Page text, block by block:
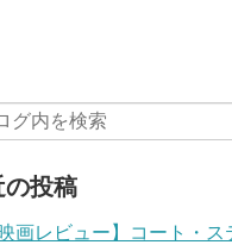
の投稿
映画レビュー】コート・ス